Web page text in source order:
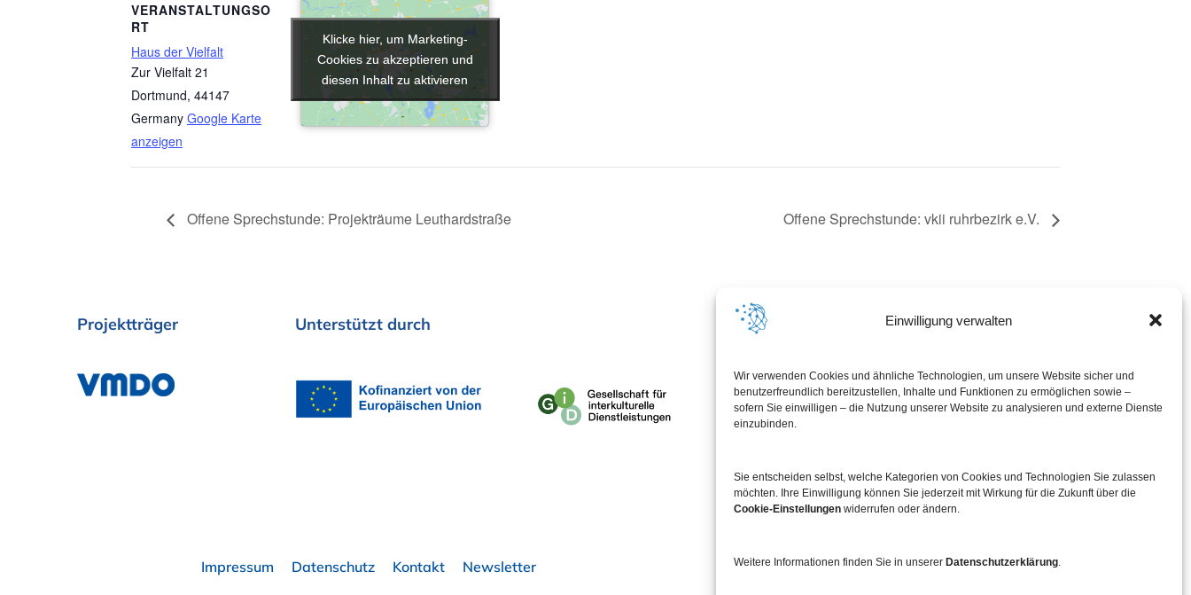
Einwilligung verwalten
Wir verwenden Cookies und ähnliche Technologien, um unsere Website sicher und
benutzerfreundlich bereitzustellen, Inhalte und Funktionen zu ermöglichen sowie –
sofern Sie einwilligen – die Nutzung unserer Website zu analysieren und externe Dienste
einzubinden.
Sie entscheiden selbst, welche Kategorien von Cookies und Technologien Sie zulassen
möchten. Ihre Einwilligung können Sie jederzeit mit Wirkung für die Zukunft über die
Cookie-Einstellungen widerrufen oder ändern.
Weitere Informationen finden Sie in unserer Datenschutzerklärung.
VERANSTALTUNGSO
RT
Haus der Vielfalt
Zur Vielfalt 21
Dortmund, 44147
Germany Google Karte
anzeigen
Klicke hier, um Marketing-
Cookies zu akzeptieren und
diesen Inhalt zu aktivieren
Klicke hier, um Marketing-
Cookies zu akzeptieren und
diesen Inhalt zu aktivieren
Offene Sprechstunde: Projekträume Leuthardstraße Offene Sprechstunde: vkii ruhrbezirk e.V.
Projektträger Unterstützt durch In Kooperation mit
Impressum Datenschutz Kontakt Newsletter